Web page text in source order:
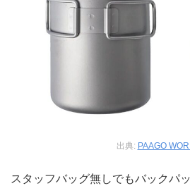
出典: PAAGO
スタッフバッグ無しでもバックパ